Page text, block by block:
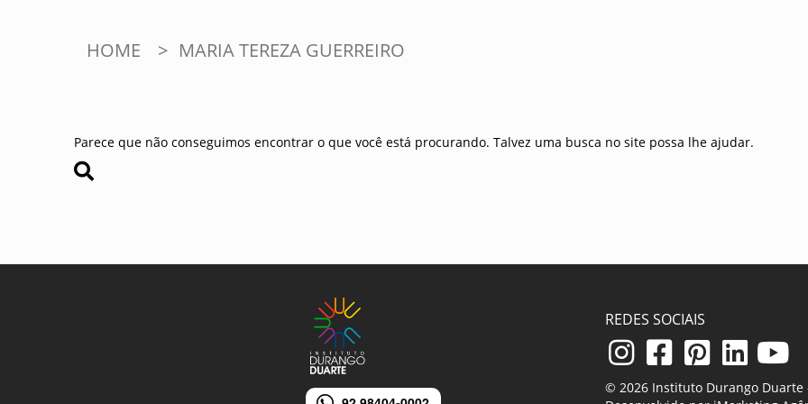
HOME > MARIA TEREZA GUERREIRO
Parece que não conseguimos encontrar o que você está procurando. Talvez uma busca no site possa lhe ajudar.
REDES SOCIAIS
© 2026 Instituto Durango Duarte